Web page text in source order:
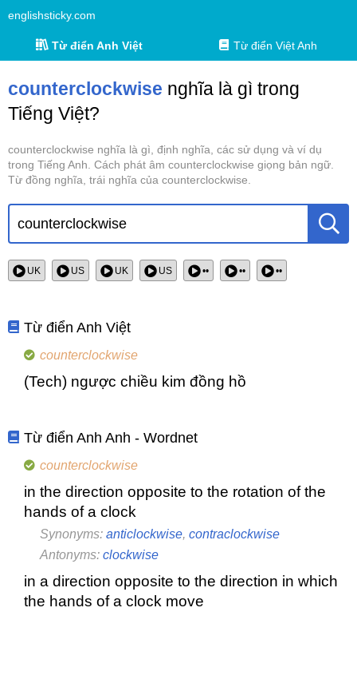
englishsticky.com
Từ điển Anh Việt Từ điển Việt Anh
counterclockwise nghĩa là gì trong
Tiếng Việt?
counterclockwise nghĩa là gì, định nghĩa, các sử dụng và ví dụ
trong Tiếng Anh. Cách phát âm counterclockwise giọng bản ngữ.
Từ đồng nghĩa, trái nghĩa của counterclockwise.
UK US UK US •• •• ••
Từ điển Anh Việt
counterclockwise
(Tech) ngược chiều kim đồng hồ
Từ điển Anh Anh - Wordnet
counterclockwise
in the direction opposite to the rotation of the
hands of a clock
Synonyms: anticlockwise, contraclockwise
Antonyms: clockwise
in a direction opposite to the direction in which
the hands of a clock move